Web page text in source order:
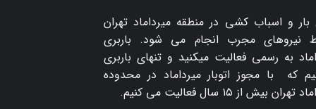
و اسباب کشی در منطقه میرداماد تهران
نیروهای مجرب انجام می شود. باربری
به رسمی فعالیت میکنید و تنهای باربری
که با مجوز اتوبار میرداماد در محدوده
بیش از ۱۵ سال فعالیت می کنیم.